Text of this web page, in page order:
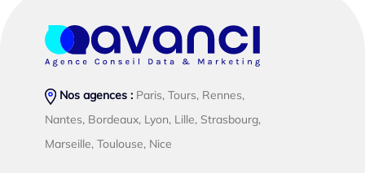
Nos agences :Paris, Tours, Rennes,
Nantes, Bordeaux, Lyon, Lille, Strasbourg,
Marseille, Toulouse, Nice